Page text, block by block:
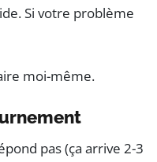
Si votre problème
moi-même.
pas (ça arrive 2-3